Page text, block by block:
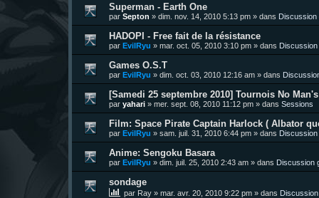
Superman - Earth One
par Septon » dim. nov. 14, 2010 5:13 pm » dans Discussion
HADOPI - Free fait de la résistance
par EvilRyu » mar. oct. 05, 2010 3:10 pm » dans
Games O.S.T
par EvilRyu » dim. oct. 03, 2010 12:16 am » dans
[Samedi 25 septembre 2010] Tournois No
par yahari » mer. sept. 08, 2010 11:12 pm » dans Sessions
Film: Space Pirate Captain Harlock ( Albator
par EvilRyu » sam. juil. 31, 2010 6:44 pm » dans
Anime: Sengoku Basara
par EvilRyu » dim. juil. 25, 2010 2:43 am » dans Discussion
sondage
par Ray » mar. avr. 20, 2010 9:22 pm » dans